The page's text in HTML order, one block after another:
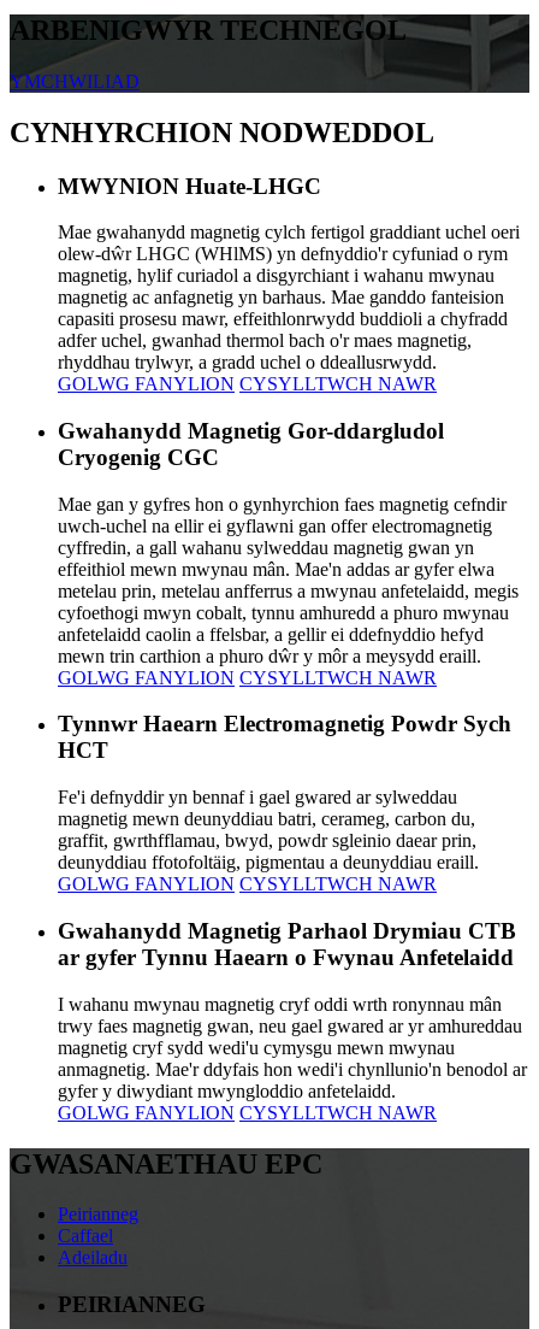
ARBENIGWYR TECHNEGOL
YMCHWILIAD
CYNHYRCHION NODWEDDOL
MWYNION Huate-LHGC
Mae gwahanydd magnetig cylch fertigol graddiant uchel oeri
olew-dŵr LHGC (WHlMS) yn defnyddio'r cyfuniad o rym
magnetig, hylif curiadol a disgyrchiant i wahanu mwynau
magnetig ac anfagnetig yn barhaus. Mae ganddo fanteision
capasiti prosesu mawr, effeithlonrwydd buddioli a chyfradd
adfer uchel, gwanhad thermol bach o'r maes magnetig,
rhyddhau trylwyr, a gradd uchel o ddeallusrwydd.
GOLWG FANYLION CYSYLLTWCH NAWR
Gwahanydd Magnetig Gor-ddargludol
Cryogenig CGC
Mae gan y gyfres hon o gynhyrchion faes magnetig cefndir
uwch-uchel na ellir ei gyflawni gan offer electromagnetig
cyffredin, a gall wahanu sylweddau magnetig gwan yn
effeithiol mewn mwynau mân. Mae'n addas ar gyfer elwa
metelau prin, metelau anfferrus a mwynau anfetelaidd, megis
cyfoethogi mwyn cobalt, tynnu amhuredd a phuro mwynau
anfetelaidd caolin a ffelsbar, a gellir ei ddefnyddio hefyd
mewn trin carthion a phuro dŵr y môr a meysydd eraill.
GOLWG FANYLION CYSYLLTWCH NAWR
Tynnwr Haearn Electromagnetig Powdr Sych
HCT
Fe'i defnyddir yn bennaf i gael gwared ar sylweddau
magnetig mewn deunyddiau batri, cerameg, carbon du,
graffit, gwrthfflamau, bwyd, powdr sgleinio daear prin,
deunyddiau ffotofoltäig, pigmentau a deunyddiau eraill.
GOLWG FANYLION CYSYLLTWCH NAWR
Gwahanydd Magnetig Parhaol Drymiau CTB
ar gyfer Tynnu Haearn o Fwynau Anfetelaidd
I wahanu mwynau magnetig cryf oddi wrth ronynnau mân
trwy faes magnetig gwan, neu gael gwared ar yr amhureddau
magnetig cryf sydd wedi'u cymysgu mewn mwynau
anmagnetig. Mae'r ddyfais hon wedi'i chynllunio'n benodol ar
gyfer y diwydiant mwyngloddio anfetelaidd.
GOLWG FANYLION CYSYLLTWCH NAWR
GWASANAETHAU EPC
Peirianneg
Caffael
Adeiladu
PEIRIANNEG